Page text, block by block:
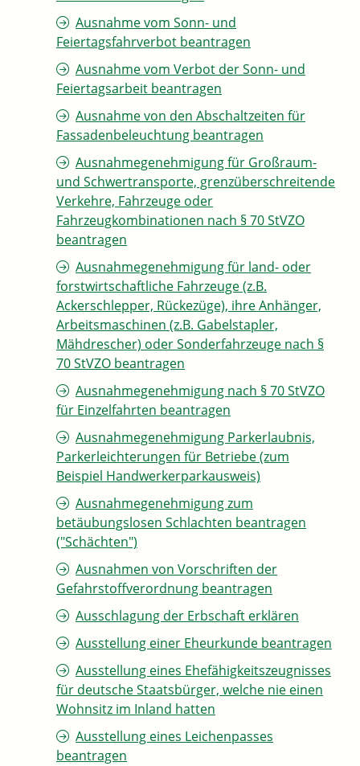
Ausnahme vom Sonn- und
Feiertagsfahrverbot beantragen
Ausnahme vom Verbot der Sonn- und
Feiertagsarbeit beantragen
Ausnahme von den Abschaltzeiten für
Fassadenbeleuchtung beantragen
Ausnahmegenehmigung für Großraum-
und Schwertransporte, grenzüberschreitende
Verkehre, Fahrzeuge oder
Fahrzeugkombinationen nach § 70 StVZO
beantragen
Ausnahmegenehmigung für land- oder
forstwirtschaftliche Fahrzeuge (z.B.
Ackerschlepper, Rückezüge), ihre Anhänger,
Arbeitsmaschinen (z.B. Gabelstapler,
Mähdrescher) oder Sonderfahrzeuge nach §
70 StVZO beantragen
Ausnahmegenehmigung nach § 70 StVZO
für Einzelfahrten beantragen
Ausnahmegenehmigung Parkerlaubnis,
Parkerleichterungen für Betriebe (zum
Beispiel Handwerkerparkausweis)
Ausnahmegenehmigung zum
betäubungslosen Schlachten beantragen
("Schächten")
Ausnahmen von Vorschriften der
Gefahrstoffverordnung beantragen
Ausschlagung der Erbschaft erklären
Ausstellung einer Eheurkunde beantragen
Ausstellung eines Ehefähigkeitszeugnisses
für deutsche Staatsbürger, welche nie einen
Wohnsitz im Inland hatten
Ausstellung eines Leichenpasses
beantragen